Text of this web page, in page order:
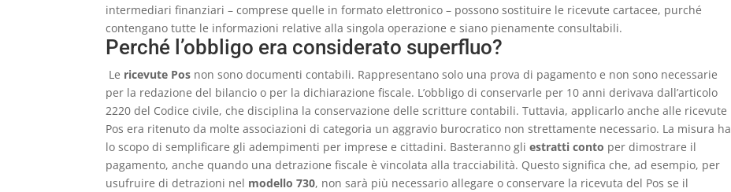
intermediari finanziari – comprese quelle in formato elettronico – possono sostituire le ricevute cartacee, purché
contengano tutte le informazioni relative alla singola operazione e siano pienamente consultabili.
Perché l’obbligo era considerato superfluo?
Le ricevute Pos non sono documenti contabili. Rappresentano solo una prova di pagamento e non sono necessarie
per la redazione del bilancio o per la dichiarazione fiscale. L’obbligo di conservarle per 10 anni derivava dall’articolo
2220 del Codice civile, che disciplina la conservazione delle scritture contabili. Tuttavia, applicarlo anche alle ricevute
Pos era ritenuto da molte associazioni di categoria un aggravio burocratico non strettamente necessario. La misura ha
lo scopo di semplificare gli adempimenti per imprese e cittadini. Basteranno gli estratti conto per dimostrare il
pagamento, anche quando una detrazione fiscale è vincolata alla tracciabilità. Questo significa che, ad esempio, per
usufruire di detrazioni nel modello 730, non sarà più necessario allegare o conservare la ricevuta del Pos se il